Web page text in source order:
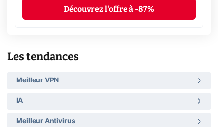
Découvrez l'offre à -87%
Les tendances
Meilleur VPN
IA
Meilleur Antivirus